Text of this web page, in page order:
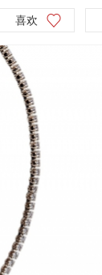
喜欢